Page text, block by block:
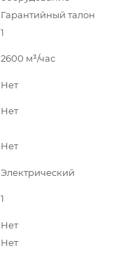
Гарантийный талон
1
2600 м³/час
Нет
Нет
Нет
Электрический
1
Нет
Нет